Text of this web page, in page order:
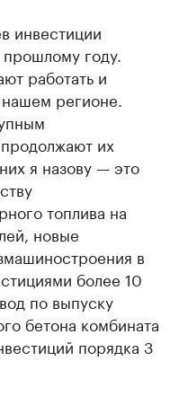
инвестиции
году.
работать и
регионе.
их
я назову — это
топлива на
новые
в
более 10
по выпуску
бетона комбината
порядка 3